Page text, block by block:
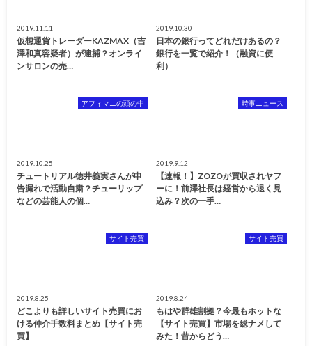
2019.11.11
仮想通貨トレーダーKAZMAX（吉
澤和真容疑者）が逮捕？オンライ
ンサロンの売…
2019.10.30
日本の銀行ってどれだけあるの？
銀行を一覧で紹介！（融資に便
利）
アフィマニの頭の中
2019.10.25
チュートリアル徳井義実さんが申
告漏れで活動自粛？チューリップ
などの芸能人の個…
時事ニュース
2019.9.12
【速報！】ZOZOが買収されヤフ
ーに！前澤社長は経営から退く見
込み？次の一手…
サイト売買
2019.8.25
どこよりも詳しいサイト売買にお
ける仲介手数料まとめ【サイト売
買】
サイト売買
2019.8.24
もはや群雄割拠？今最もホットな
【サイト売買】市場を総ナメして
みた！昔からどう…